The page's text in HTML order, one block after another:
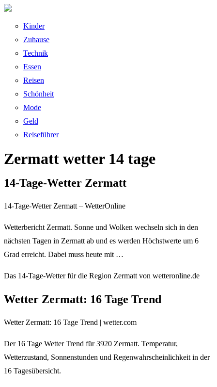
Kinder
Zuhause
Technik
Essen
Reisen
Schönheit
Mode
Geld
Reiseführer
Zermatt wetter 14 tage
14-Tage-Wetter Zermatt
14-Tage-Wetter Zermatt – WetterOnline
Wetterbericht Zermatt. Sonne und Wolken wechseln sich in den
nächsten Tagen in Zermatt ab und es werden Höchstwerte um 6
Grad erreicht. Dabei muss heute mit …
Das 14-Tage-Wetter für die Region Zermatt von wetteronline.de
Wetter Zermatt: 16 Tage Trend
Wetter Zermatt: 16 Tage Trend | wetter.com
Der 16 Tage Wetter Trend für 3920 Zermatt. Temperatur,
Wetterzustand, Sonnenstunden und Regenwahrscheinlichkeit in der
16 Tagesübersicht.